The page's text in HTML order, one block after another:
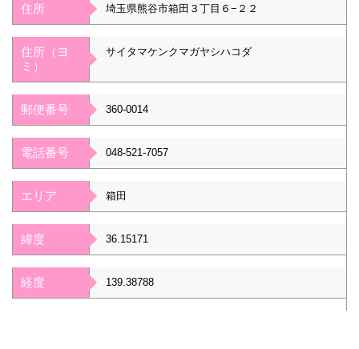
住所 埼玉県熊谷市箱田３丁目６−２２
住所（ヨ
ミ）
サイタマケンクマガヤシハコダ
郵便番号 360-0014
電話番号 048-521-7057
エリア 箱田
緯度 36.15171
経度 139.38788